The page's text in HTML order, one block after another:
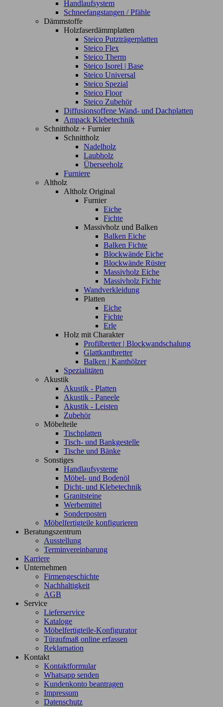
Handlaufsystem
Schneefangstangen / Pfähle
Dämmstoffe
Holzfaserdämmplatten
Steico Putzträgerplatten
Steico Flex
Steico Therm
Steico Isorel | Base
Steico Universal
Steico Spezial
Steico Floor
Steico Zubehör
Diffusionsoffene Wand- und Dachplatten
Ampack Klebetechnik
Schnittholz + Furnier
Schnittholz
Nadelholz
Laubholz
Überseeholz
Furniere
Altholz
Altholz Original
Furnier
Eiche
Fichte
Massivholz und Balken
Balken Eiche
Balken Fichte
Blockwände Eiche
Blockwände Rüster
Massivholz Eiche
Massivholz Fichte
Wandverkleidung
Platten
Eiche
Fichte
Erle
Holz mit Charakter
Profilbretter | Blockwandschalung
Glattkantbretter
Balken | Kanthölzer
Spezialitäten
Akustik
Akustik - Platten
Akustik - Paneele
Akustik - Leisten
Zubehör
Möbelteile
Tischplatten
Tisch- und Bankgestelle
Tische und Bänke
Sonstiges
Handlaufsysteme
Möbel- und Bodenöl
Dicht- und Klebetechnik
Granitsteine
Werbemittel
Sonderposten
Möbelfertigteile konfigurieren
Beratungszentrum
Ausstellung
Terminvereinbarung
Karriere
Unternehmen
Firmengeschichte
Nachhaltigkeit
AGB
Service
Lieferservice
Kataloge
Möbelfertigteile-Konfigurator
Türaufmaß online erfassen
Reklamation
Kontakt
Kontaktformular
Whatsapp senden
Kundenkonto beantragen
Impressum
Datenschutz